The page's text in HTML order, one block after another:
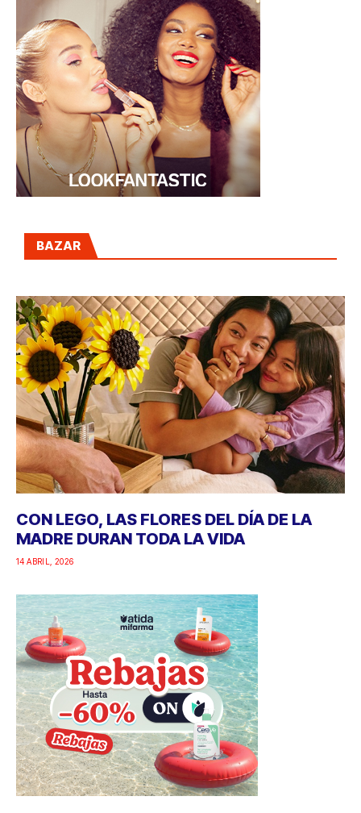
BAZAR
CON LEGO, LAS FLORES DEL DÍA DE LA
MADRE DURAN TODA LA VIDA
14 ABRIL, 2026